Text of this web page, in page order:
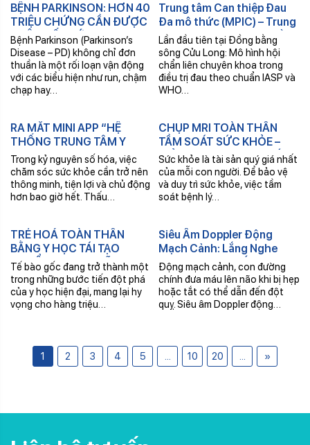
Th4
18
BỆNH PARKINSON: HƠN 40
TRIỆU CHỨNG CẦN ĐƯỢC
NHẬN BIẾT SỚM
Bệnh Parkinson (Parkinson’s
Disease – PD) không chỉ đơn
thuần là một rối loạn vận động
với các biểu hiện như run, chậm
chạp hay…
Th4
13
Trung tâm Can thiệp Đau
Đa mô thức (MPIC) – Trung
tâm Y khoa Vạn Hạnh Cần
Thơ
Lần đầu tiên tại Đồng bằng
sông Cửu Long: Mô hình hội
chẩn liên chuyên khoa trong
điều trị đau theo chuẩn IASP và
WHO…
Th11
10
RA MẮT MINI APP “HỆ
THỐNG TRUNG TÂM Y
KHOA VẠN HẠNH”
Trong kỷ nguyên số hóa, việc
chăm sóc sức khỏe cần trở nên
thông minh, tiện lợi và chủ động
hơn bao giờ hết. Thấu…
Th9
08
CHỤP MRI TOÀN THÂN
TẦM SOÁT SỨC KHỎE –
GIẢM NGAY 25% KHI CÓ
BHYT
Sức khỏe là tài sản quý giá nhất
của mỗi con người. Để bảo vệ
và duy trì sức khỏe, việc tầm
soát bệnh lý…
Th5
20
TRẺ HOÁ TOÀN THÂN
BẰNG Y HỌC TÁI TẠO
CHUẨN Y KHOA MỸ
Tế bào gốc đang trở thành một
trong những bước tiến đột phá
của y học hiện đại, mang lại hy
vọng cho hàng triệu…
Th5
07
Siêu Âm Doppler Động
Mạch Cảnh: Lắng Nghe
Dòng Chảy Sự Sống
Động mạch cảnh, con đường
chính đưa máu lên não khi bị hẹp
hoặc tắt có thể dẫn đến đột
quỵ. Siêu âm Doppler động…
1 2 3 4 5 ... 10 20 ... »